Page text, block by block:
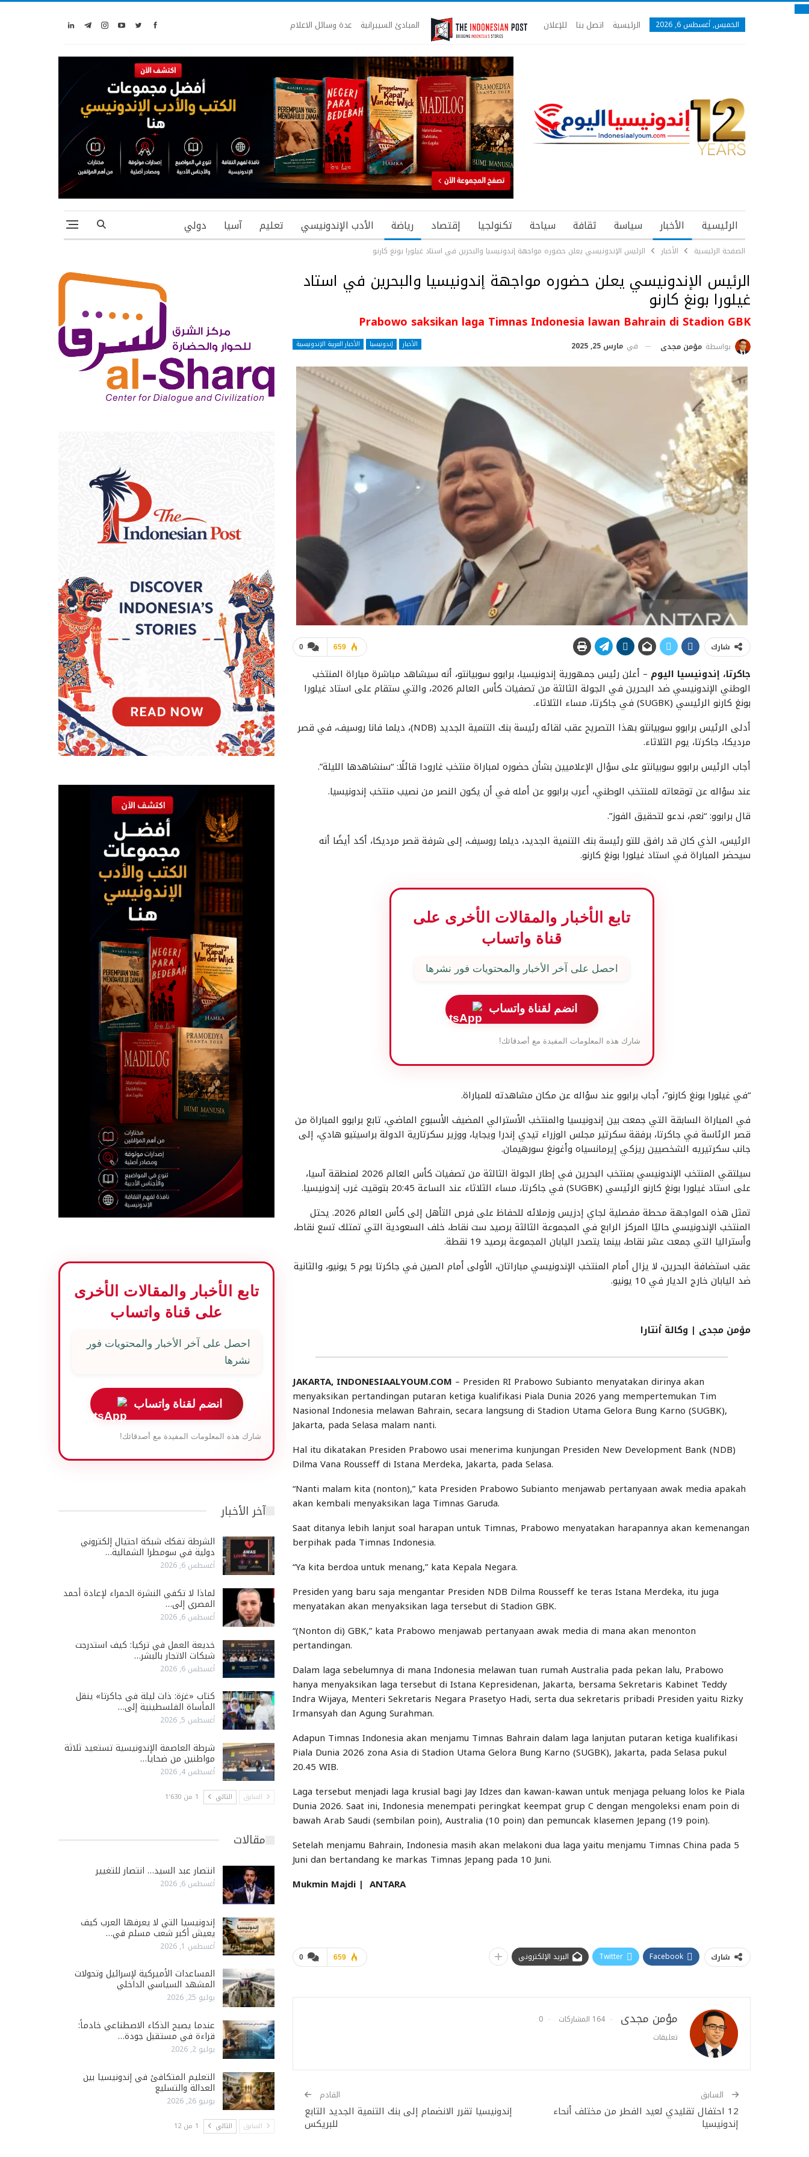
الخميس, أغسطس 6, 2026 الرئيسية اتصل بنا للإعلان المبادئ السيبرانية عدة وسائل الاعلام
الرئيسية الأخبار سياسة ثقافة سياحة تكنولجيا إقتصاد رياضة الأدب الإندونيسي تعليم آسيا دولي
الصفحة الرئيسية الأخبار الرئيس الإندونيسي يعلن حضوره مواجهة إندونيسيا والبحرين في استاد غيلورا بونغ كارنو
الرئيس الإندونيسي يعلن حضوره مواجهة إندونيسيا والبحرين في استاد
غيلورا بونغ كارنو
Prabowo saksikan laga Timnas Indonesia lawan Bahrain di Stadion GBK
الأخبار إندونيسيا الأخبار العربية الإندونيسية بواسطة مؤمن مجدى في مارس 25, 2025
0 659 شارك
جاكرتا، إندونيسيا اليوم – أعلن رئيس جمهورية إندونيسيا، برابوو سوبيانتو، أنه سيشاهد مباشرة مباراة المنتخب
الوطني الإندونيسي ضد البحرين في الجولة الثالثة من تصفيات كأس العالم 2026، والتي ستقام على استاد غيلورا
بونغ كارنو الرئيسي (SUGBK) في جاكرتا، مساء الثلاثاء.
أدلى الرئيس برابوو سوبيانتو بهذا التصريح عقب لقائه رئيسة بنك التنمية الجديد (NDB)، ديلما فانا روسيف، في قصر
مرديكا، جاكرتا، يوم الثلاثاء.
أجاب الرئيس برابوو سوبيانتو على سؤال الإعلاميين بشأن حضوره لمباراة منتخب غارودا قائلًا: “سنشاهدها الليلة”.
عند سؤاله عن توقعاته للمنتخب الوطني، أعرب برابوو عن أمله في أن يكون النصر من نصيب منتخب إندونيسيا.
قال برابوو: “نعم، ندعو لتحقيق الفوز”.
الرئيس، الذي كان قد رافق للتو رئيسة بنك التنمية الجديد، ديلما روسيف، إلى شرفة قصر مرديكا، أكد أيضًا أنه
سيحضر المباراة في استاد غيلورا بونغ كارنو.
تابع الأخبار والمقالات الأخرى على
قناة واتساب
احصل على آخر الأخبار والمحتويات فور نشرها
انضم لقناة واتساب
شارك هذه المعلومات المفيدة مع أصدقائك!
“في غيلورا بونغ كارنو”، أجاب برابوو عند سؤاله عن مكان مشاهدته للمباراة.
في المباراة السابقة التي جمعت بين إندونيسيا والمنتخب الأسترالي المضيف الأسبوع الماضي، تابع برابوو المباراة من
قصر الرئاسة في جاكرتا، برفقة سكرتير مجلس الوزراء تيدي إندرا ويجايا، ووزير سكرتارية الدولة براسيتيو هادي، إلى
جانب سكرتيريه الشخصيين ريزكي إيرمانسياه وأغونغ سورهيمان.
سيلتقي المنتخب الإندونيسي بمنتخب البحرين في إطار الجولة الثالثة من تصفيات كأس العالم 2026 لمنطقة آسيا،
على استاد غيلورا بونغ كارنو الرئيسي (SUGBK) في جاكرتا، مساء الثلاثاء عند الساعة 20:45 بتوقيت غرب إندونيسيا.
تمثل هذه المواجهة محطة مفصلية لجاي إدزيس وزملائه للحفاظ على فرص التأهل إلى كأس العالم 2026. يحتل
المنتخب الإندونيسي حاليًا المركز الرابع في المجموعة الثالثة برصيد ست نقاط، خلف السعودية التي تمتلك تسع نقاط،
وأستراليا التي جمعت عشر نقاط، بينما يتصدر اليابان المجموعة برصيد 19 نقطة.
عقب استضافة البحرين، لا يزال أمام المنتخب الإندونيسي مباراتان، الأولى أمام الصين في جاكرتا يوم 5 يونيو، والثانية
ضد اليابان خارج الديار في 10 يونيو.
مؤمن مجدى | وكالة أنتارا
JAKARTA, INDONESIAALYOUM.COM – Presiden RI Prabowo Subianto menyatakan dirinya akan
menyaksikan pertandingan putaran ketiga kualifikasi Piala Dunia 2026 yang mempertemukan Tim
Nasional Indonesia melawan Bahrain, secara langsung di Stadion Utama Gelora Bung Karno (SUGBK),
Jakarta, pada Selasa malam nanti.
Hal itu dikatakan Presiden Prabowo usai menerima kunjungan Presiden New Development Bank (NDB)
Dilma Vana Rousseff di Istana Merdeka, Jakarta, pada Selasa.
“Nanti malam kita (nonton),” kata Presiden Prabowo Subianto menjawab pertanyaan awak media apakah
akan kembali menyaksikan laga Timnas Garuda.
Saat ditanya lebih lanjut soal harapan untuk Timnas, Prabowo menyatakan harapannya akan kemenangan
berpihak pada Timnas Indonesia.
“Ya kita berdoa untuk menang,” kata Kepala Negara.
Presiden yang baru saja mengantar Presiden NDB Dilma Rousseff ke teras Istana Merdeka, itu juga
menyatakan akan menyaksikan laga tersebut di Stadion GBK.
“(Nonton di) GBK,” kata Prabowo menjawab pertanyaan awak media di mana akan menonton
pertandingan.
Dalam laga sebelumnya di mana Indonesia melawan tuan rumah Australia pada pekan lalu, Prabowo
hanya menyaksikan laga tersebut di Istana Kepresidenan, Jakarta, bersama Sekretaris Kabinet Teddy
Indra Wijaya, Menteri Sekretaris Negara Prasetyo Hadi, serta dua sekretaris pribadi Presiden yaitu Rizky
Irmansyah dan Agung Surahman.
Adapun Timnas Indonesia akan menjamu Timnas Bahrain dalam laga lanjutan putaran ketiga kualifikasi
Piala Dunia 2026 zona Asia di Stadion Utama Gelora Bung Karno (SUGBK), Jakarta, pada Selasa pukul
20.45 WIB.
Laga tersebut menjadi laga krusial bagi Jay Idzes dan kawan-kawan untuk menjaga peluang lolos ke Piala
Dunia 2026. Saat ini, Indonesia menempati peringkat keempat grup C dengan mengoleksi enam poin di
bawah Arab Saudi (sembilan poin), Australia (10 poin) dan pemuncak klasemen Jepang (19 poin).
Setelah menjamu Bahrain, Indonesia masih akan melakoni dua laga yaitu menjamu Timnas China pada 5
Juni dan bertandang ke markas Timnas Jepang pada 10 Juni.
Mukmin Majdi | ANTARA
0 659 شارك Facebook
Twitter البريد الإلكتروني
مؤمن مجدى 164 المشاركات
0
تعليقات
السابق
12 احتفال تقليدي لعيد الفطر من مختلف أنحاء
إندونيسيا
القادم
إندونيسيا تقرر الانضمام إلى بنك التنمية الجديد التابع
للبريكس
تابع الأخبار والمقالات الأخرى
على قناة واتساب
احصل على آخر الأخبار والمحتويات فور
نشرها
انضم لقناة واتساب
شارك هذه المعلومات المفيدة مع أصدقائك!
آخر الأخبار
الشرطة تفكك شبكة احتيال إلكتروني
دولية في سومطرا الشمالية…
أغسطس 6, 2026
لماذا لا تكفي النشرة الحمراء لإعادة أحمد
المصري إلى…
أغسطس 6, 2026
خديعة العمل في تركيا: كيف استدرجت
شبكات الاتجار بالبشر…
أغسطس 6, 2026
كتاب «غزة: ذات ليلة في جاكرتا» ينقل
المأساة الفلسطينية إلى…
أغسطس 5, 2026
شرطة العاصمة الإندونيسية تستعيد ثلاثة
مواطنين من ضحايا…
أغسطس 4, 2026
السابق التالي 1 من 1٬630
مقالات
انتصار عبد السيد… انتصار للتغيير
أغسطس 6, 2026
إندونيسيا التي لا يعرفها العرب كيف
يعيش أكبر شعب مسلم في…
أغسطس 1, 2026
المساعدات الأميركية لإسرائيل وتحولات
المشهد السياسي الداخلي
يوليو 25, 2026
عندما يصبح الذكاء الاصطناعي خادماً:
قراءة في مستقبل جودة…
يوليو 2, 2026
التعليم المتكافئ في إندونيسيا بين
العدالة والتسليع
يونيو 26, 2026
السابق التالي 1 من 12